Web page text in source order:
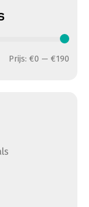
Prijs: €0 — €190